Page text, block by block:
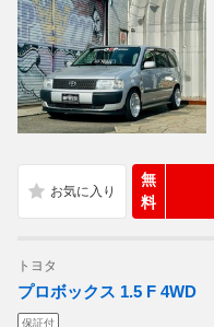
無
料
トヨタ
プロボックス 1.5 F 4WD
保証付